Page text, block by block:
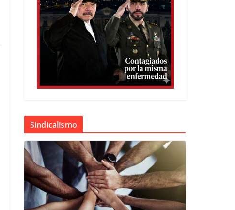
Sindicalismo